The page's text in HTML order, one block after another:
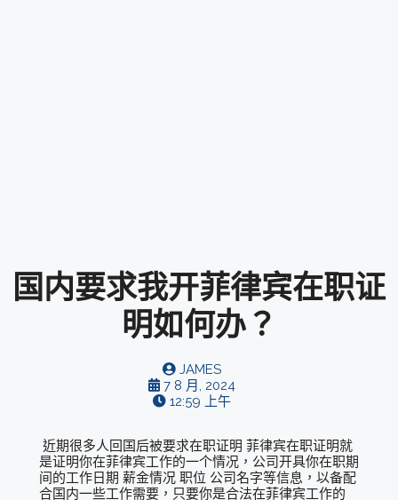
国内要求我开菲律宾在职证
明如何办？
JAMES
7 8 月, 2024
12:59 上午
近期很多人回国后被要求在职证明 菲律宾在职证明就
是证明你在菲律宾工作的一个情况，公司开具你在职期
间的工作日期 薪金情况 职位 公司名字等信息，以备配
合国内一些工作需要，只要你是合法在菲律宾工作的